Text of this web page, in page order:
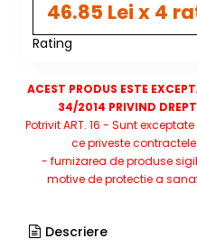
Rating
46.85 Lei x 4
ACEST PRODUS ESTE
34/2014 PRIVIND
Potrivit ART. 16 - Sunt
ce priveste
- furnizarea de produse
motive de protectie a
Descriere